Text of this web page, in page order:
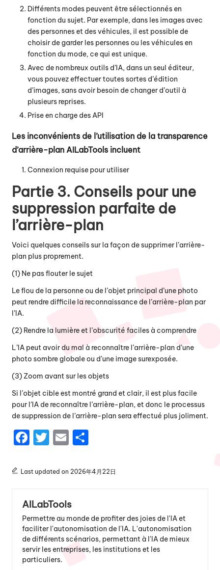
Différents modes peuvent être sélectionnés en
fonction du sujet. Par exemple, dans les images avec
des personnes et des véhicules, il est possible de
choisir de garder les personnes ou les véhicules en
fonction du mode, ce qui est unique.
Avec de nombreux outils d’IA, dans un seul éditeur,
vous pouvez effectuer toutes sortes d’édition
d’images, sans avoir besoin de changer d’outil à
plusieurs reprises.
Prise en charge des API
Les inconvénients de l’utilisation de la transparence
d’arrière-plan AILabTools incluent
Connexion requise pour utiliser
Partie 3. Conseils pour une
suppression parfaite de
l’arrière-plan
Voici quelques conseils sur la façon de supprimer l’arrière-
plan plus proprement.
(1) Ne pas flouter le sujet
Le flou de la personne ou de l’objet principal d’une photo
peut rendre difficile la reconnaissance de l’arrière-plan par
l’IA.
(2) Rendre la lumière et l’obscurité faciles à comprendre
L’IA peut avoir du mal à reconnaître l’arrière-plan d’une
photo sombre globale ou d’une image surexposée.
(3) Zoom avant sur les objets
Si l’objet cible est montré grand et clair, il est plus facile
pour l’IA de reconnaître l’arrière-plan, et donc le processus
de suppression de l’arrière-plan sera effectué plus joliment.
F
c
b
o
o
k
T
it
r
E
ai rt
er
Last updated on 2026年4月22日
AILabTools
Permettre au monde de profiter des joies de l'IA et
faciliter l'autonomisation de l'IA. L'autonomisation
de différents scénarios, permettant à l'IA de mieux
servir les entreprises, les institutions et les
particuliers.